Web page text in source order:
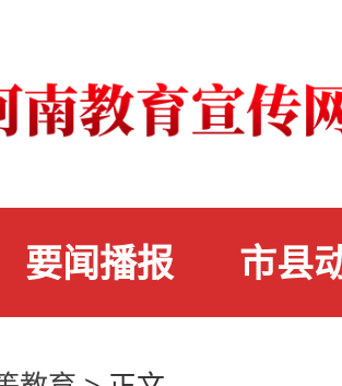
要闻播报 市县